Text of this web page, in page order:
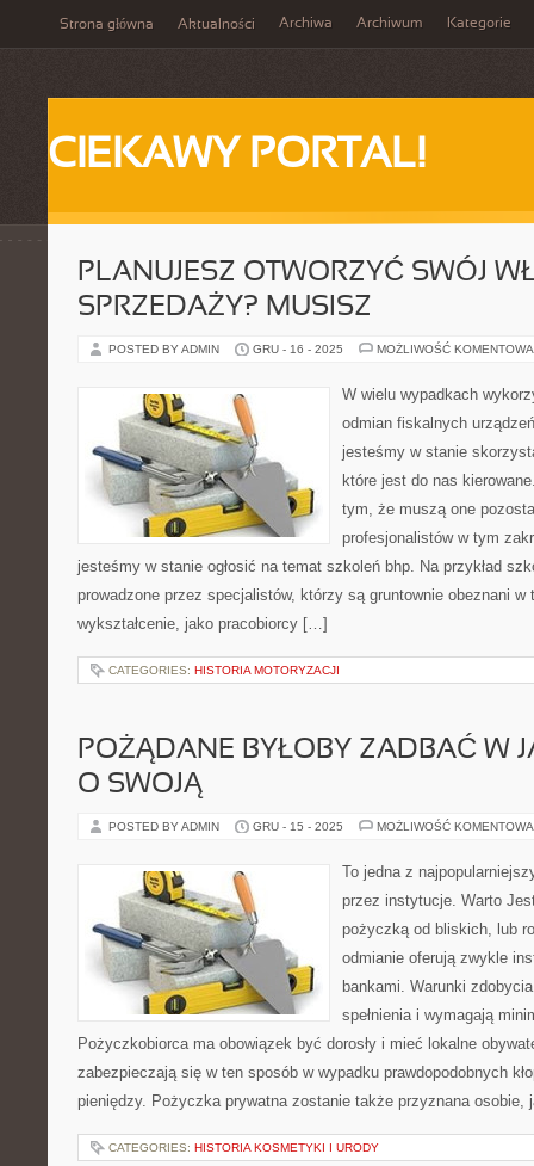
Strona główna Aktualności Archiwa Archiwum Kategorie
CIEKAWY PORTAL!
PLANUJESZ OTWORZYĆ SWÓJ
SPRZEDAŻY? MUSISZ
POSTED BY ADMIN GRU - 16 - 2025 MOŻLIWOŚĆ
W wielu wypadkach
odmian fiskalnych
jesteśmy w stanie
które jest do nas
tym, że muszą one
profesjonalistów w tym
jesteśmy w stanie ogłosić na temat szkoleń bhp. Na przykład
prowadzone przez specjalistów, którzy są gruntownie obeznani w
wykształcenie, jako pracobiorcy […]
CATEGORIES: HISTORIA MOTORYZACJI
POŻĄDANE BYŁOBY ZADBAĆ W
O SWOJĄ
POSTED BY ADMIN GRU - 15 - 2025 MOŻLIWOŚĆ
To jedna z
przez instytucje. Warto
pożyczką od bliskich, lub
odmianie oferują zwykle
bankami. Warunki
spełnienia i wymagają
Pożyczkobiorca ma obowiązek być dorosły i mieć lokalne
zabezpieczają się w ten sposób w wypadku prawdopodobnych
pieniędzy. Pożyczka prywatna zostanie także przyznana
CATEGORIES: HISTORIA KOSMETYKI I URODY